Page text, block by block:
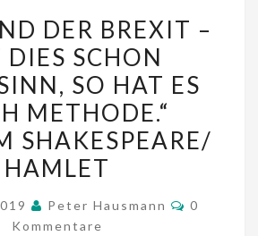
UND
DER
BREXIT
–
„IST
DIES
SCHON
WAHNSINN,
SO
DER BREXIT –
DIES SCHON
SO HAT ES
METHODE.“
SHAKESPEARE/
HAMLET
Peter Hausmann
0
Kommentare